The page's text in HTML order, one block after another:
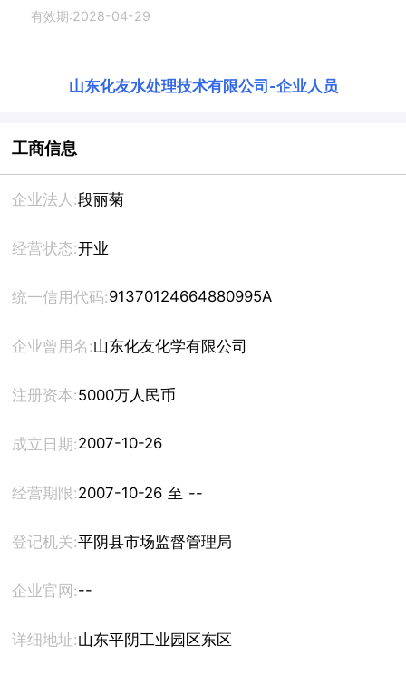
有效期:2028-04-29
山东化友水处理技术有限公司 -企业人员
工商信息
企业法人:段丽菊
经营状态:开业
统一信用代码:91370124664880995A
企业曾用名:山东化友化学有限公司
注册资本:5000万人民币
成立日期:2007-10-26
经营期限: 2007-10-26 至 --
登记机关:平阴县市场监督管理局
企业官网:--
详细地址:山东平阴工业园区东区